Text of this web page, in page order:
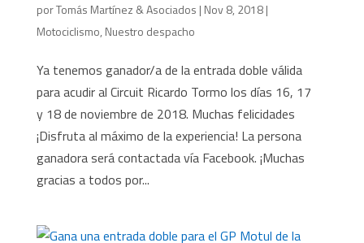
porTomás Martínez & Asociados | Nov 8, 2018|
Motociclismo, Nuestro despacho
Ya tenemos ganador/a de la entrada doble válida
para acudir al Circuit Ricardo Tormo los días 16, 17
y 18 de noviembre de 2018. Muchas felicidades
¡Disfruta al máximo de la experiencia! La persona
ganadora será contactada vía Facebook. ¡Muchas
gracias a todos por...